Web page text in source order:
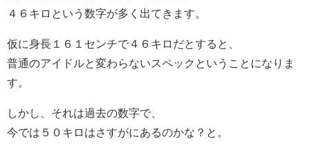
４６キロという数字が多く出てきます。
仮に身長１６１センチで４６キロだとすると、
普通のアイドルと変わらないスペックということになりま
す。
しかし、それは過去の数字で、
今では５０キロはさすがにあるのかな？と。